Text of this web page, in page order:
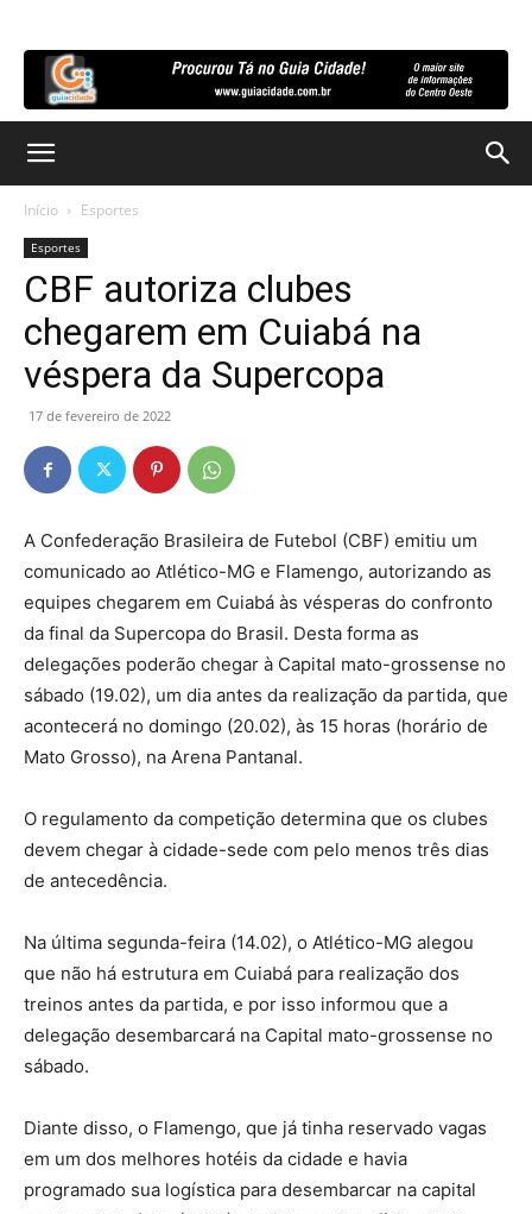
Início Esportes
Esportes
CBF autoriza clubes
chegarem em Cuiabá na
véspera da Supercopa
17 de fevereiro de 2022
A Confederação Brasileira de Futebol (CBF) emitiu um
comunicado ao Atlético-MG e Flamengo, autorizando as
equipes chegarem em Cuiabá às vésperas do confronto
da final da Supercopa do Brasil. Desta forma as
delegações poderão chegar à Capital mato-grossense no
sábado (19.02), um dia antes da realização da partida, que
acontecerá no domingo (20.02), às 15 horas (horário de
Mato Grosso), na Arena Pantanal.
O regulamento da competição determina que os clubes
devem chegar à cidade-sede com pelo menos três dias
de antecedência.
Na última segunda-feira (14.02), o Atlético-MG alegou
que não há estrutura em Cuiabá para realização dos
treinos antes da partida, e por isso informou que a
delegação desembarcará na Capital mato-grossense no
sábado.
Diante disso, o Flamengo, que já tinha reservado vagas
em um dos melhores hotéis da cidade e havia
programado sua logística para desembarcar na capital